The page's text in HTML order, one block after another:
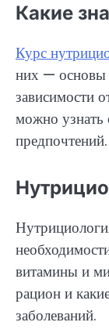
Какие
Курс
них — основы
зависимости
можно узнать
предпочтений.
витамины и
рацион и
заболеваний.